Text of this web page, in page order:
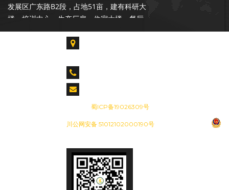
发展区广东路B2段，占地51亩，建有科研大
楼、培训中心、生产厂房、住宿大楼、餐厅、
读书室。各类专业技术人才占总人数的55%以
上，拥有各类生产、检验、试验设备300余台
油合格供应商，昆仑燃气优秀供应商，公司在
长庆油田、青海油田、新疆油田、华北油田、
胜利油田、辽河油田、设有销售和服务网点。
3500万元，是一家专注于石油、天然气行业
一体的专业化公司。
公司位于成都市金堂县成都-阿坝工业集中
发展区广东路B2段，占地51亩，建有科研大
蜀ICP备19026309号
川公网安备 51012102000190号